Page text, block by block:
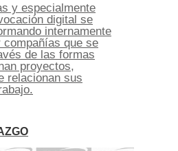
y especialmente
digital se
internamente
compañías que se
de las formas
proyectos,
relacionan sus